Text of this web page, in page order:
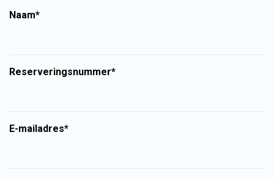
Naam*
Reserveringsnummer*
E-mailadres*